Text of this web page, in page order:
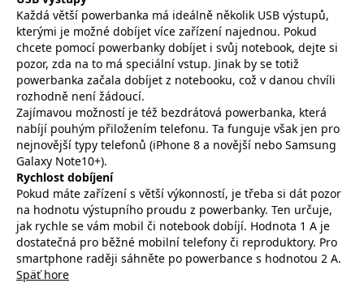
Každá větší powerbanka má ideálně několik USB výstupů,
kterými je možné dobíjet více zařízení najednou. Pokud
chcete pomocí powerbanky dobíjet i svůj notebook, dejte si
pozor, zda na to má speciální vstup. Jinak by se totiž
powerbanka začala dobíjet z notebooku, což v danou chvíli
rozhodně není žádoucí.
Zajímavou možností je též bezdrátová powerbanka, která
nabíjí pouhým přiložením telefonu. Ta funguje však jen pro
nejnovější typy telefonů (iPhone 8 a novější nebo Samsung
Galaxy Note10+).
Rychlost dobíjení
Pokud máte zařízení s větší výkonností, je třeba si dát pozor
na hodnotu výstupního proudu z powerbanky. Ten určuje,
jak rychle se vám mobil či notebook dobíjí. Hodnota 1 A je
dostatečná pro běžné mobilní telefony či reproduktory. Pro
smartphone raději sáhněte po powerbance s hodnotou 2 A.
Späť hore